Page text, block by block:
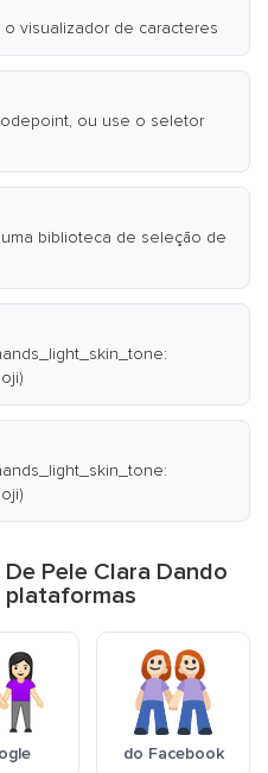
o visualizador de caracteres
ou use o seletor
biblioteca de seleção de
Pele Clara Dando
plataformas
do Facebook